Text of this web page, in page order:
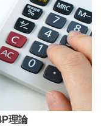
理論